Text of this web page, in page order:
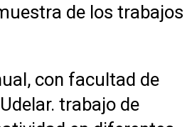
de los trabajos
con facultad de
trabajo de